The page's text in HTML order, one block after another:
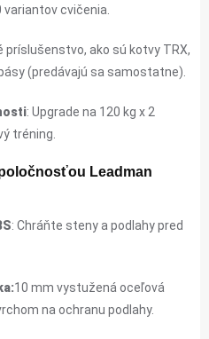
variantov cvičenia.
príslušenstvo, ako sú kotvy TRX,
(predávajú sa samostatne).
: Upgrade na 120 kg x 2
tréning.
Leadman
: Chráňte steny a podlahy pred
10 mm vystužená oceľová
na ochranu podlahy.